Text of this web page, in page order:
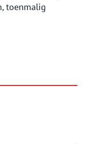
toenmalig